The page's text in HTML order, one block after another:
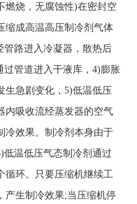
燃烧，无腐蚀性)在密封空
缩成高温高压制冷剂气体
管路进入冷凝器，散热后
管道进入干液库，4)膨胀
生急剧变化，5)低温低压
内吸收流经蒸发器的空气
冷效果。制冷剂本身由于
温低压气态制冷剂通过
循环。只要压缩机继续工
产生制冷效果;当压缩机停